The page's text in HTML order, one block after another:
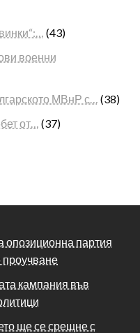
(43)
военни
МВнР с… (38)
от… (37)
опозиционна партия
проучване
кампания във
ще се срещне с